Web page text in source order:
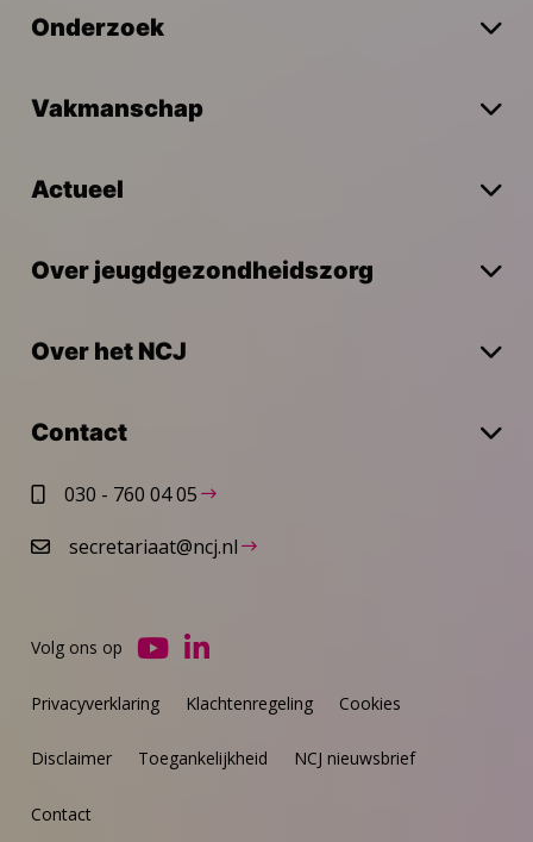
Onderzoek
Vakmanschap
Actueel
Over jeugdgezondheidszorg
Over het NCJ
Contact
030 - 760 04 05
secretariaat@ncj.nl
Privacyverklaring Klachtenregeling Cookies
Disclaimer Toegankelijkheid NCJ nieuwsbrief
Contact
Volg ons op
Ga
YouTube
Ga
LinkedIn